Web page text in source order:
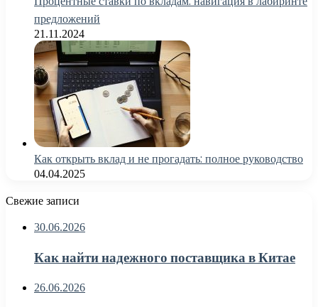
предложений
21.11.2024
Как открыть вклад и не прогадать: полное руководство
04.04.2025
Свежие записи
30.06.2026
Как найти надежного поставщика в Китае
26.06.2026